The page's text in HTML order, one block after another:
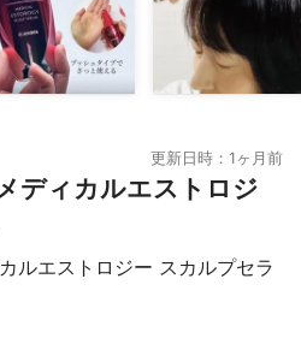
更新日時：1ヶ月前
ディカルエストロジ
ルエストロジー スカルプセラ